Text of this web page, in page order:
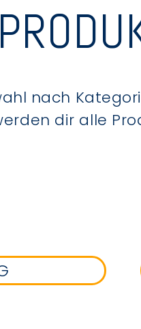
nach
dir alle